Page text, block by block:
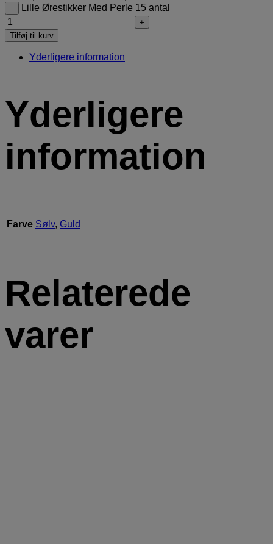
– Lille Ørestikker Med Perle 15 antal
+
Tilføj til kurv
Yderligere information
Yderligere
information
Farve Sølv, Guld
Relaterede
varer